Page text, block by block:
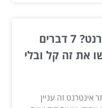
איך להקים אתר אינטרנט? 7 דברים
את זה קל ובלי
זה עניין